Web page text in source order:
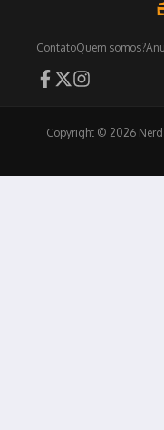
ContatoQuem somos?
Copyright © 2026